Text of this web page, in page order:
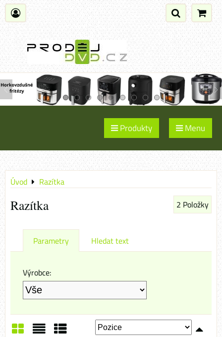
Produkty Menu
Úvod Razítka
Razítka 2 Položky
Parametry Hledat text
Výrobce: